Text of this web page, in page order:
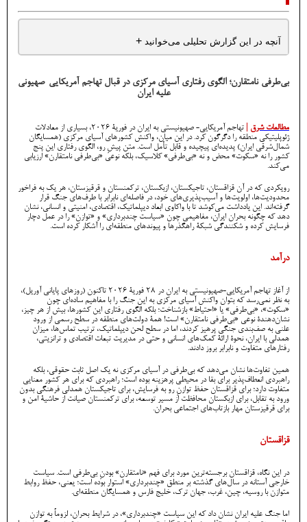
آنچه در این گزارش تحلیلی می‌خوانید +
بی‌طرفی نامتقارن؛ الگوی رفتاری آسیای مرکزی در قبال تهاجم آمریکایی-صهیونی
علیه ایران
مطالعات شرق
تهاجم آمریکایی- صهیونیستی به ایران در فوریۀ ۲۰۲۶، بسیاری از معادلات
ژئوپلیتیکی منطقه را دگرگون کرد. در این میان، واکنش کشورهای آسیای مرکزی (همسایگان
شمال‌شرقی ایران) پدیده‌ای پیچیده و قابل تأمل است. متن پیشِ رو، الگوی رفتاری این پنج
کشور را نه «سکوت» محض و نه «بی‌طرفی» کلاسیک، بلکه نوعی «بی‌طرفی نامتقارن» ارزیابی
می‌کند.
رویکردی که در آن قزاقستان، تاجیکستان، ازبکستان، ترکمنستان و قرقیزستان، هر یک به فراخور
محدودیت‌ها، اولویت‌ها و آسیب‌پذیری‌های خود، در فاصله‌ای نابرابر با طرف‌های جنگ قرار
گرفته‌اند. این یادداشت می‌کوشد تا با واکاوی ابعاد دیپلماتیک، اقتصادی، امنیتی و انسانی، نشان
دهد که چگونه بحران ایران، مفاهیمی چون «سیاست چندبرداری» و «توازن» را در عمل دچار
فرسایش کرده و شکنندگی شبکۀ راهگذرها و پیوندهای منطقه‌ای را آشکار کرده است.
درآمد
از آغاز تهاجم آمریکایی-صهیونیستی به ایران در ۲۸ فوریۀ 2026 تاکنون (روزهای پایانی آوریل)،
به نظر نمی‌رسد که بتوان واکنش آسیای مرکزی به این جنگ را با مفاهیم ساده‌ای چون
«سکوت»، «بی‌طرفی» یا «احتیاط» بازشناخت؛ بلکه الگوی رفتاری این کشورها، بیش از هر چیز،
نشان‌دهندۀ نوعی «بی‌طرفی نامتقارن» است! همۀ دولت‌های منطقه در سطح رسمی از ورود
علنی به صف‌بندی جنگی پرهیز کردند، اما در سطح لحن دیپلماتیک، ترتیب تماس‌ها، میزان
همدلی با ایران، نحوۀ ارائۀ کمک‌های انسانی و حتی در مدیریت تبعات اقتصادی و ترانزیتی،
رفتارهای متفاوت و نابرابر بروز دادند.
همین تفاوت‌ها نشان می‌دهد که بی‌طرفی در آسیای مرکزی نه یک اصل ثابت حقوقی، بلکه
راهبردی انعطاف‌پذیر برای بقا در محیطی پرهزینه بوده است؛ راهبردی که برای هر کشور معنایی
متفاوت دارد؛ برای قزاقستان حفظ توازنِ رو به فرسایش، برای تاجیکستان همدلی فرهنگی بدون
ورود به تقابل، برای ازبکستان محافظت از مسیر توسعه، برای ترکمنستان صیانت از حاشیۀ امن و
برای قرقیزستان مهار بازتاب‌های اجتماعی بحران.
قزاقستان
در این نگاه، قزاقستان برجسته‌ترین مورد برای فهم «نامتقارن» بودنِ بی‌طرفی است. سیاست
خارجی آستانه در سال‌های گذشته بر منطق «چندبرداری» استوار بوده است؛ یعنی، حفظ روابط
متوازن با روسیه، چین، غرب، جهان ترک، خلیج فارس و همسایگان منطقه‌ای.
اما جنگ علیه ایران نشان داد که این سیاست «چندبرداری»، در شرایط بحران، لزوماً به توازن